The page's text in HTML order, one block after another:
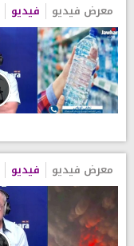
معرض فيديو فيديو
معرض فيديو فيديو